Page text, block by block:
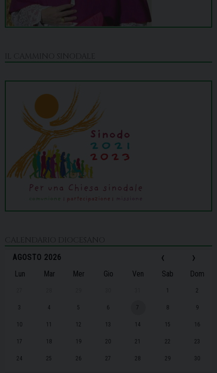
IL CAMMINO SINODALE
CALENDARIO DIOCESANO
‹
AGOSTO 2026 ›
Lun Mar Mer Gio Ven Sab Dom
1 2
3 4 5 6 7 8 9
10 11 12 13 14 15 16
17 18 19 20 21 22 23
24 25 26 27 28 29 30